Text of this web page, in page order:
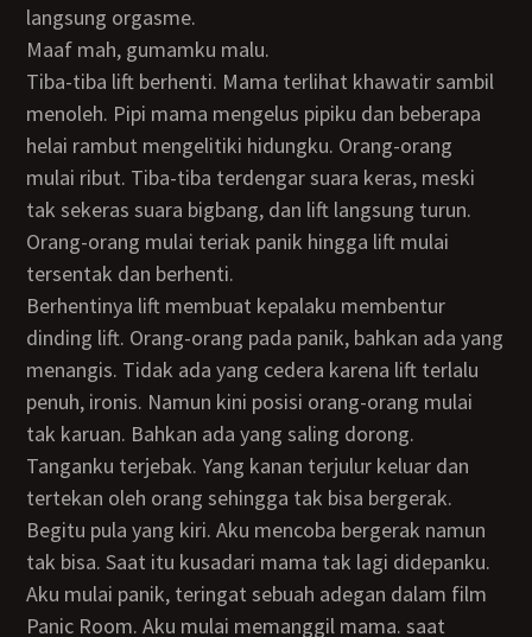
langsung orgasme.
Maaf mah, gumamku malu.
Tiba-tiba lift berhenti. Mama terlihat khawatir sambil
menoleh. Pipi mama mengelus pipiku dan beberapa
helai rambut mengelitiki hidungku. Orang-orang
mulai ribut. Tiba-tiba terdengar suara keras, meski
tak sekeras suara bigbang, dan lift langsung turun.
Orang-orang mulai teriak panik hingga lift mulai
tersentak dan berhenti.
Berhentinya lift membuat kepalaku membentur
dinding lift. Orang-orang pada panik, bahkan ada yang
menangis. Tidak ada yang cedera karena lift terlalu
penuh, ironis. Namun kini posisi orang-orang mulai
tak karuan. Bahkan ada yang saling dorong.
Tanganku terjebak. Yang kanan terjulur keluar dan
tertekan oleh orang sehingga tak bisa bergerak.
Begitu pula yang kiri. Aku mencoba bergerak namun
tak bisa. Saat itu kusadari mama tak lagi didepanku.
Aku mulai panik, teringat sebuah adegan dalam film
Panic Room. Aku mulai memanggil mama. saat